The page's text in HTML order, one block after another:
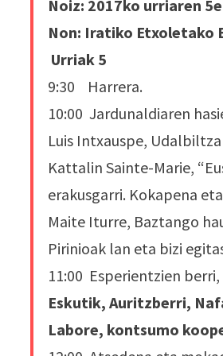
Noiz: 2017ko urriaren
Non: Iratiko Etxoletako
Urriak 5
9:30 Harrera.
10:00 Jardunaldiaren
Luis Intxauspe,
Kattalin Sainte-Marie,
erakusgarri. Kokapena
Maite Iturre, Baztango
Pirinioak lan eta bizi
11:00 Esperientzien
Eskutik, Auritzberri,
Labore, kontsumo